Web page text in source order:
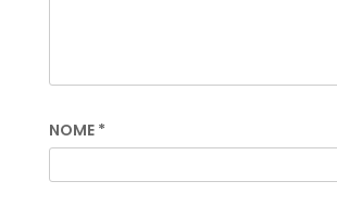
NOME *